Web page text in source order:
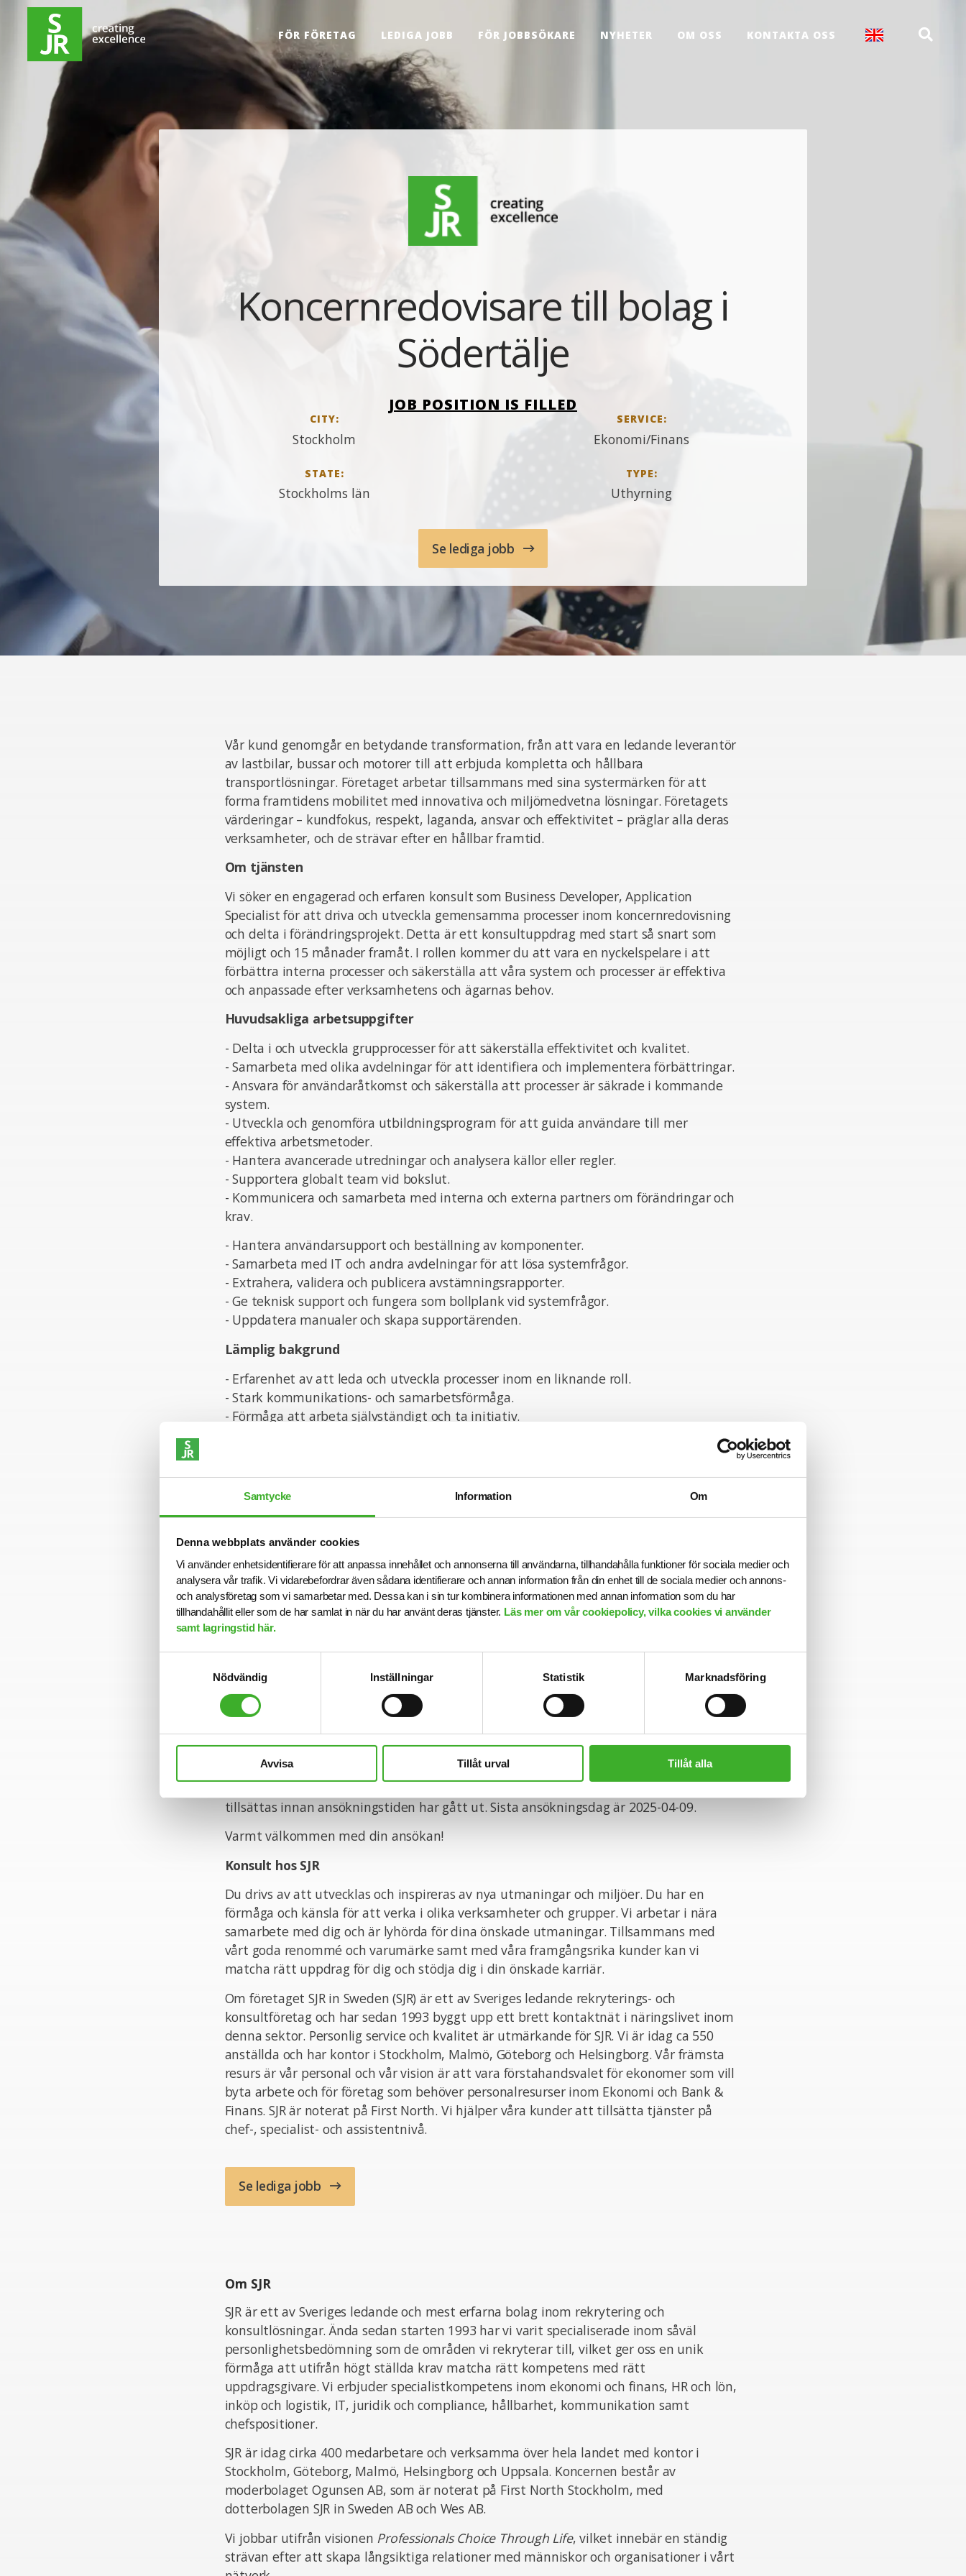
Samtycke Information Om
Denna webbplats använder cookies
Vi använder enhetsidentifierare för att anpassa innehållet och annonserna till användarna, tillhandahålla funktioner för sociala medier och
analysera vår trafik. Vi vidarebefordrar även sådana identifierare och annan information från din enhet till de sociala medier och annons-
och analysföretag som vi samarbetar med. Dessa kan i sin tur kombinera informationen med annan information som du har
tillhandahållit eller som de har samlat in när du har använt deras tjänster. Läs mer om vår cookiepolicy, vilka cookies vi använder
samt lagringstid här.
Nödvändig
Inställningar Statistik Marknadsföring
Avvisa Tillåt urval Tillåt alla
Hoppa till innehåll
FÖR FÖRETAG LEDIGA JOBB FÖR JOBBSÖKARE NYHETER OM OSS KONTAKTA OSS
JOB POSITION IS FILLED
CITY:
Stockholm
SERVICE:
Ekonomi/Finans
STATE:
Stockholms län
TYPE:
Uthyrning
Koncernredovisare till bolag i
Södertälje
Se lediga jobb
Vår kund genomgår en betydande transformation, från att vara en ledande leverantör
av lastbilar, bussar och motorer till att erbjuda kompletta och hållbara
transportlösningar. Företaget arbetar tillsammans med sina systermärken för att
forma framtidens mobilitet med innovativa och miljömedvetna lösningar. Företagets
värderingar – kundfokus, respekt, laganda, ansvar och effektivitet – präglar alla deras
verksamheter, och de strävar efter en hållbar framtid.
Om tjänsten
Vi söker en engagerad och erfaren konsult som Business Developer, Application
Specialist för att driva och utveckla gemensamma processer inom koncernredovisning
och delta i förändringsprojekt. Detta är ett konsultuppdrag med start så snart som
möjligt och 15 månader framåt. I rollen kommer du att vara en nyckelspelare i att
förbättra interna processer och säkerställa att våra system och processer är effektiva
och anpassade efter verksamhetens och ägarnas behov.
Huvudsakliga arbetsuppgifter
- Delta i och utveckla grupprocesser för att säkerställa effektivitet och kvalitet.
- Samarbeta med olika avdelningar för att identifiera och implementera förbättringar.
- Ansvara för användaråtkomst och säkerställa att processer är säkrade i kommande
system.
- Utveckla och genomföra utbildningsprogram för att guida användare till mer
effektiva arbetsmetoder.
- Hantera avancerade utredningar och analysera källor eller regler.
- Supportera globalt team vid bokslut.
- Kommunicera och samarbeta med interna och externa partners om förändringar och
krav.
- Hantera användarsupport och beställning av komponenter.
- Samarbeta med IT och andra avdelningar för att lösa systemfrågor.
- Extrahera, validera och publicera avstämningsrapporter.
- Ge teknisk support och fungera som bollplank vid systemfrågor.
- Uppdatera manualer och skapa supportärenden.
Lämplig bakgrund
- Erfarenhet av att leda och utveckla processer inom en liknande roll.
- Stark kommunikations- och samarbetsförmåga.
- Förmåga att arbeta självständigt och ta initiativ.
Personliga egenskaper
Tekniska färdigheter:
- Erfarenhet av att arbeta med konsolideringssystem som SAP BCS eller Oracle HFM.
- Kunskap om datahantering och systemintegrationer.
- Erfarenhet av användaråtkomstverktyg som t.ex. IGA.
- Erfarenhet av att modifiera rapporter i rapporteringsverktyg.
Projektledningsfärdigheter:
- Förmåga att planera och genomföra projekt från start till slut.
- Hantera flera projekt samtidigt och effektivt prioritera uppgifter.
- Stark problemlösningsförmåga och beslutsfattande under press.
- Erfarenhet av att arbeta med projektledningsmetoder som Agile och Scrum.
Ansökan
För mer information om tjänsten är du välkommen att kontakta ansvarig Konsultchef
tillsättas innan ansökningstiden har gått ut. Sista ansökningsdag är 2025-04-09.
Varmt välkommen med din ansökan!
Konsult hos SJR
Du drivs av att utvecklas och inspireras av nya utmaningar och miljöer. Du har en
förmåga och känsla för att verka i olika verksamheter och grupper. Vi arbetar i nära
samarbete med dig och är lyhörda för dina önskade utmaningar. Tillsammans med
vårt goda renommé och varumärke samt med våra framgångsrika kunder kan vi
matcha rätt uppdrag för dig och stödja dig i din önskade karriär.
Om företaget SJR in Sweden (SJR) är ett av Sveriges ledande rekryterings- och
konsultföretag och har sedan 1993 byggt upp ett brett kontaktnät i näringslivet inom
denna sektor. Personlig service och kvalitet är utmärkande för SJR. Vi är idag ca 550
anställda och har kontor i Stockholm, Malmö, Göteborg och Helsingborg. Vår främsta
resurs är vår personal och vår vision är att vara förstahandsvalet för ekonomer som vill
byta arbete och för företag som behöver personalresurser inom Ekonomi och Bank &
Finans. SJR är noterat på First North. Vi hjälper våra kunder att tillsätta tjänster på
chef-, specialist- och assistentnivå.
Se lediga jobb
Om SJR
SJR är ett av Sveriges ledande och mest erfarna bolag inom rekrytering och
konsultlösningar. Ända sedan starten 1993 har vi varit specialiserade inom såväl
personlighetsbedömning som de områden vi rekryterar till, vilket ger oss en unik
förmåga att utifrån högt ställda krav matcha rätt kompetens med rätt
uppdragsgivare. Vi erbjuder specialistkompetens inom ekonomi och finans, HR och lön,
inköp och logistik, IT, juridik och compliance, hållbarhet, kommunikation samt
chefspositioner.
SJR är idag cirka 400 medarbetare och verksamma över hela landet med kontor i
Stockholm, Göteborg, Malmö, Helsingborg och Uppsala. Koncernen består av
moderbolaget Ogunsen AB, som är noterat på First North Stockholm, med
dotterbolagen SJR in Sweden AB och Wes AB.
Vi jobbar utifrån visionen Professionals Choice Through Life, vilket innebär en ständig
strävan efter att skapa långsiktiga relationer med människor och organisationer i vårt